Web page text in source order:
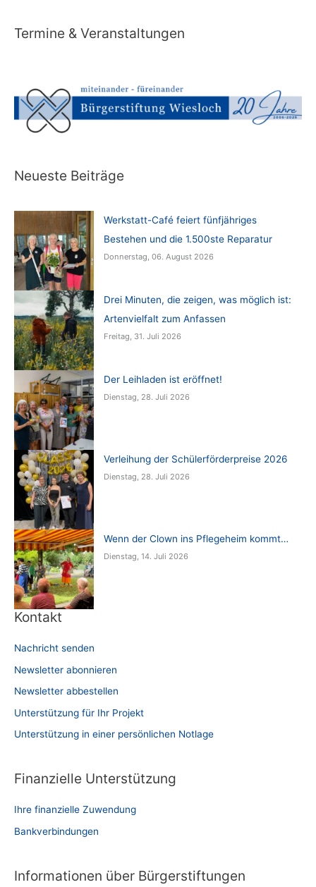
Termine & Veranstaltungen
Neueste Beiträge
Werkstatt-Café feiert fünfjähriges
Bestehen und die 1.500ste Reparatur
Donnerstag, 06. August 2026
Drei Minuten, die zeigen, was möglich ist:
Artenvielfalt zum Anfassen
Freitag, 31. Juli 2026
Der Leihladen ist eröffnet!
Dienstag, 28. Juli 2026
Verleihung der Schülerförderpreise 2026
Dienstag, 28. Juli 2026
Wenn der Clown ins Pflegeheim kommt…
Dienstag, 14. Juli 2026
Kontakt
Nachricht senden
Newsletter abonnieren
Newsletter abbestellen
Unterstützung für Ihr Projekt
Unterstützung in einer persönlichen Notlage
Finanzielle Unterstützung
Ihre finanzielle Zuwendung
Bankverbindungen
Informationen über Bürgerstiftungen